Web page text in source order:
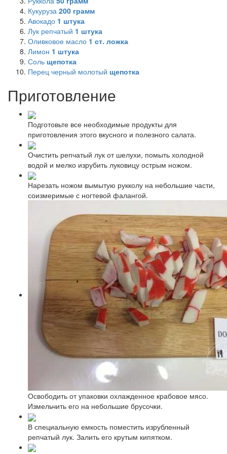
Кукуруза 200 грамм
Авокадо 1 штука
Лук репчатый 1 штука
Оливковое масло 1 ст. ложка
Лимон 1 штука
Соль щепотка
Перец черный молотый щепотка
Приготовление
Подготовьте все необходимые продукты для
приготовления этого вкусного и полезного салата.
Очистить репчатый лук от шелухи, помыть холодной
водой и мелко изрубить луковицу острым ножом.
Нарезать ножом вымытую рукколу на небольшие части,
соизмеримые с ногтевой фалангой.
Освободить от упаковки охлажденное крабовое мясо.
Измельчить его на небольшие брусочки.
В специальную емкость поместить изрубленный
репчатый лук. Залить его крутым кипятком.